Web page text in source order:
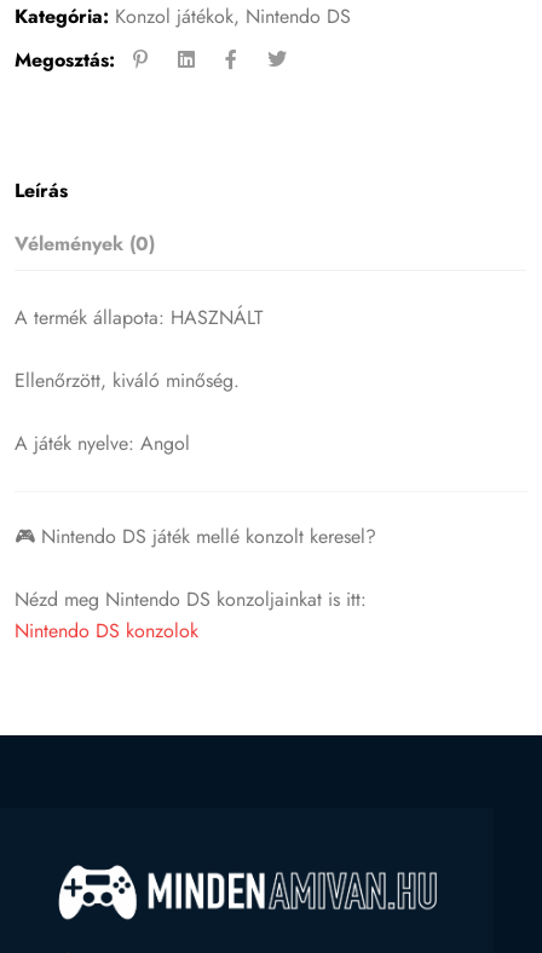
Kategória: Konzol játékok, Nintendo DS
Megosztás:
Leírás
Vélemények (0)
A termék állapota: HASZNÁLT
Ellenőrzött, kiváló minőség.
A játék nyelve: Angol
🎮 Nintendo DS játék mellé konzolt keresel?
Nézd meg Nintendo DS konzoljainkat is itt:
Nintendo DS konzolok